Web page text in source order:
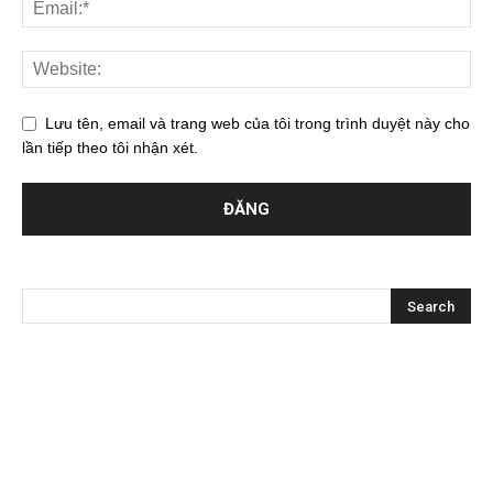
Lưu tên, email và trang web của tôi trong trình duyệt này cho
lần tiếp theo tôi nhận xét.